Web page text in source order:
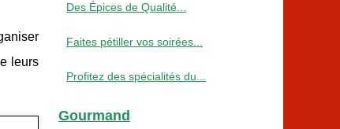
leurs
Des Épices de Qualité...
Faites pétiller vos soirées...
Profitez des spécialités du...
Gourmand